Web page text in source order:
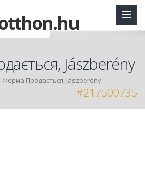
Jászberény
Ферма Продається, Jászberény
#217500735